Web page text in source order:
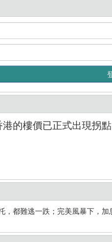
的樓價已正式出現拐點
，都難逃一跌；完美風暴下，加